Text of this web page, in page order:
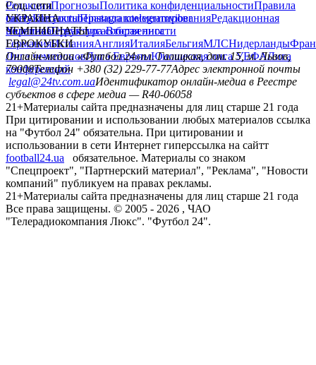
РедакцияПрогнозыПолитика конфиденциальностиПравила
сайтуКонтактыПравила комментированияРедакционная
политикаСтруктура собственности
Соц. сети
facebookxyoutubeinstagramtelegramviber
УКРАИНА
УкраинаПервая лигаВторая лига
ЧЕМПИОНАТЫ
ГерманияИспанияАнглияИталияБельгияМЛСНидерланды
ЕВРОКУБКИ
Лига чемпионовЛига ЕвропыЮношеская лига УЕФАЛига
конференций
Онлайн-медиа «Футбол 24»пл. Галицкая, дом. 15, м. Львов,
79008Телефон +380 (32) 229-77-77Адрес электронной почты
legal@24tv.com.uaИдентификатор онлайн-медиа в Реестре
субъектов в сфере медиа — R40-06058
21+Материалы сайта предназначены для лиц старше 21 года
При цитировании и использовании любых материалов ссылка
на "Футбол 24" обязательна. При цитировании и
использовании в сети Интернет гиперссылка на сайтт
football24.ua
обязательное. Материалы со знаком
"Спецпроект", "Партнерский материал", "Реклама", "Новости
компаний" публикуем на правах рекламы.
21+Материалы сайта предназначены для лиц старше 21 года
Все права защищены. © 2005 - 2026 , ЧАО
"Телерадиокомпания Люкс". "Футбол 24".